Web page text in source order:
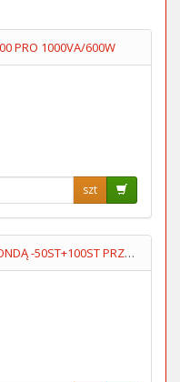
PRO 1000VA/600W
szt
MODUŁ TERMOMETRU LCD Z SONDĄ -50ST+100ST PRZEWÓD 5M